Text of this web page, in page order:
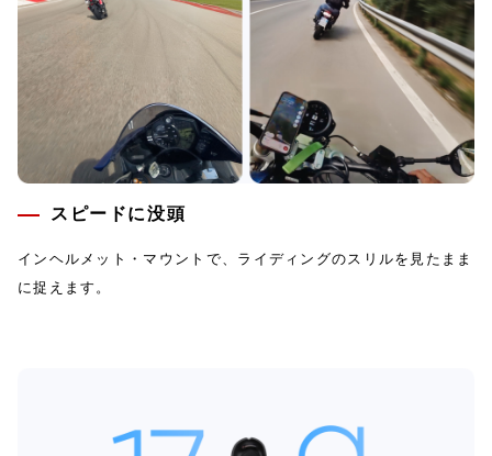
スピードに没頭
インヘルメット・マウントで、ライディングのスリルを見たまま
に捉えます。